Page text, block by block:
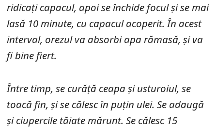
ridicați capacul, apoi se închide focul și se mai
lasă 10 minute, cu capacul acoperit. În acest
interval, orezul va absorbi apa rămasă, și va
fi bine fiert.
Între timp, se curăță ceapa și usturoiul, se
toacă fin, și se călesc în puțin ulei. Se adaugă
și ciupercile tăiate mărunt. Se călesc 15